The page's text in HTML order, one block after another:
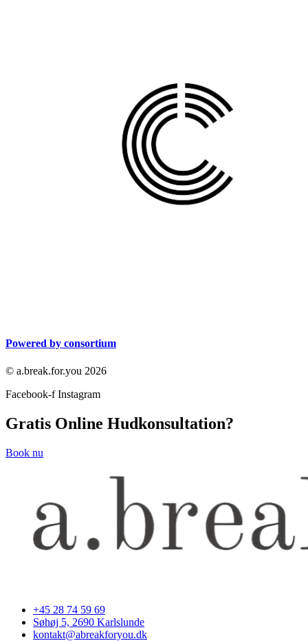
Powered by consortium
© a.break.for.you 2026
Facebook-f Instagram
Gratis Online Hudkonsultation?
Book nu
+45 28 74 59 69
Søhøj 5, 2690 Karlslunde
kontakt@abreakforyou.dk